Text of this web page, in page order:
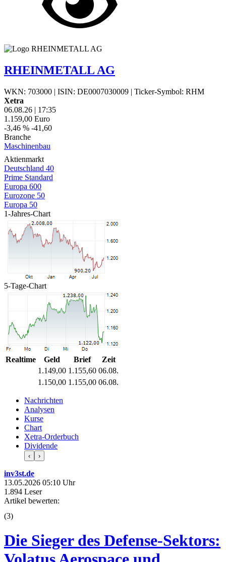
RHEINMETALL AG
WKN: 703000 | ISIN: DE0007030009 | Ticker-Symbol: RHM
Xetra
06.08.26 | 17:35
1.159,00 Euro
-3,46 % -41,60
Branche
Maschinenbau
Aktienmarkt
Deutschland 40
Prime Standard
Europa 600
Eurozone 50
Europa 50
1-Jahres-Chart
5-Tage-Chart
Realtime Geld Brief
Zeit
1.149,00 1.155,60 06.08.
1.150,00 1.155,00 06.08.
Nachrichten
Analysen
Kurse
Chart
Xetra-Orderbuch
Dividende
‹ ›
inv3st.de
13.05.2026 05:10 Uhr
1.894 Leser
Artikel bewerten:
(3)
Die Sieger des Defense-Sektors: